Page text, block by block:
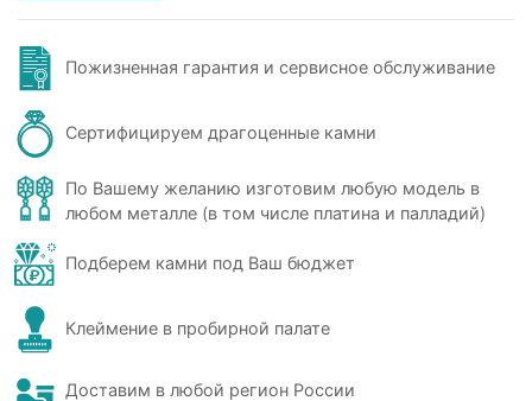
Пожизненная гарантия и сервисное обслуживание
Сертифицируем драгоценные камни
По Вашему желанию изготовим любую модель в
любом металле (в том числе платина и палладий)
Подберем камни под Ваш бюджет
Клеймение в пробирной палате
Доставим в любой регион России